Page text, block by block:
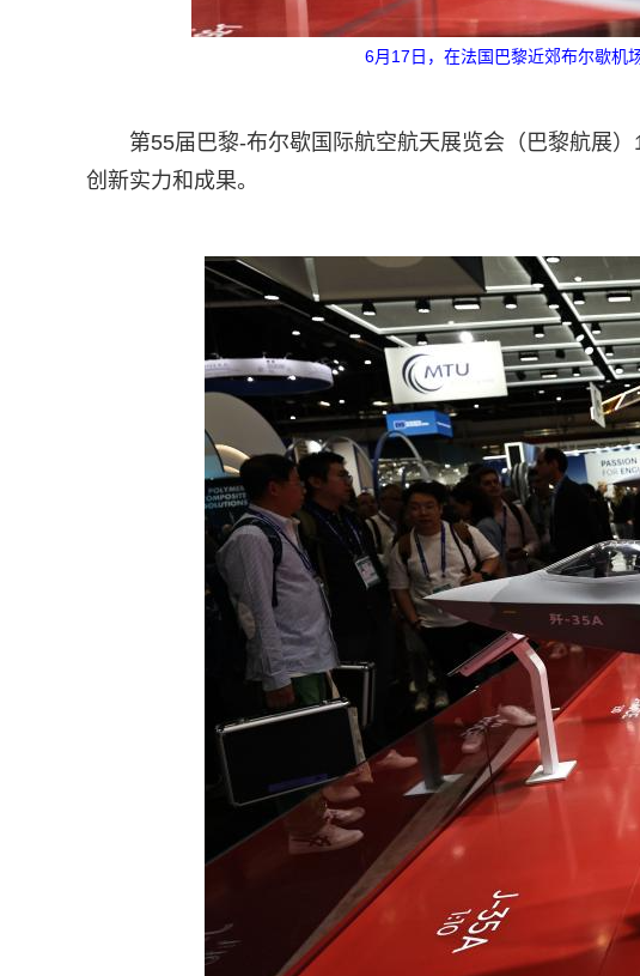
6月17日，在法国巴黎近郊布尔歇机
第55届巴黎-布尔歇国际航空航天展览会（巴黎航展
创新实力和成果。